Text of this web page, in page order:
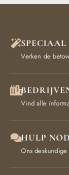
Verken de
Vind alle
HULP
Ons